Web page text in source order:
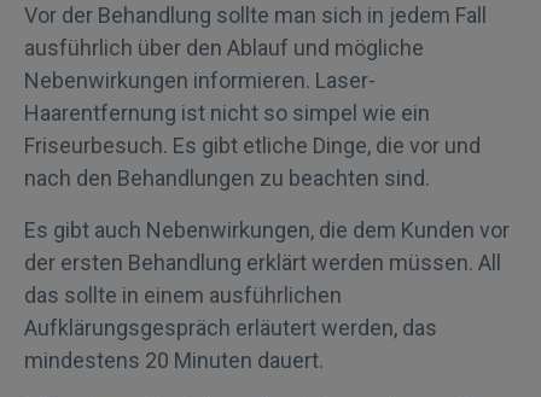
Vor der Behandlung sollte man sich in jedem Fall
ausführlich über den Ablauf und mögliche
Nebenwirkungen informieren. Laser-
Haarentfernung ist nicht so simpel wie ein
Friseurbesuch. Es gibt etliche Dinge, die vor und
nach den Behandlungen zu beachten sind.
Es gibt auch Nebenwirkungen, die dem Kunden vor
der ersten Behandlung erklärt werden müssen. All
das sollte in einem ausführlichen
Aufklärungsgespräch erläutert werden, das
mindestens 20 Minuten dauert.